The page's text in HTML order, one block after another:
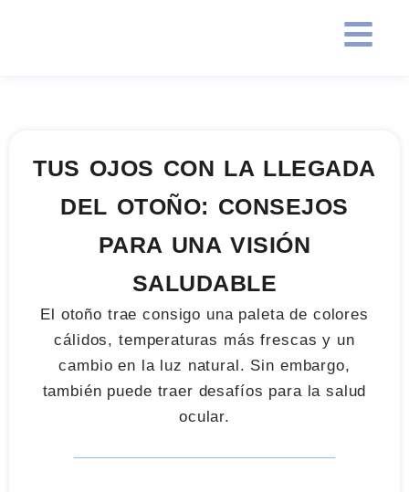
TUS OJOS CON LA LLEGADA
DEL OTOÑO: CONSEJOS
PARA UNA VISIÓN
SALUDABLE
El otoño trae consigo una paleta de colores
cálidos, temperaturas más frescas y un
cambio en la luz natural. Sin embargo,
también puede traer desafíos para la salud
ocular.